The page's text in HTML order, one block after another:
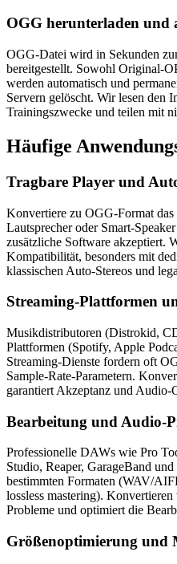
OGG herunterladen und
OGG-Datei wird in Sekunden
bereitgestellt. Sowohl Original-
werden automatisch und
Servern gelöscht. Wir lesen den
Trainingszwecke und teilen mit
Häufige
Tragbare Player und
Konvertiere zu OGG-Format
Lautsprecher oder Smart-
zusätzliche Software akzeptiert.
Kompatibilität, besonders mit
klassischen Auto-Stereos und
Streaming-Plattformen
Musikdistributoren (Distrokid,
Plattformen (Spotify, Apple
Streaming-Dienste fordern oft
Sample-Rate-Parametern.
garantiert Akzeptanz und
Bearbeitung und Audio-
Professionelle DAWs wie Pro
Studio, Reaper, GarageBand
bestimmten Formaten (WAV/
lossless mastering).
Probleme und optimiert die
Größenoptimierung und